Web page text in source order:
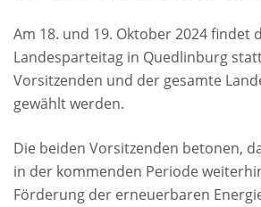
Am 18. und 19. Oktober 2024 findet
Landesparteitag in Quedlinburg
Vorsitzenden und der gesamte
gewählt werden.
Die beiden Vorsitzenden betonen,
in der kommenden Periode
Förderung der erneuerbaren